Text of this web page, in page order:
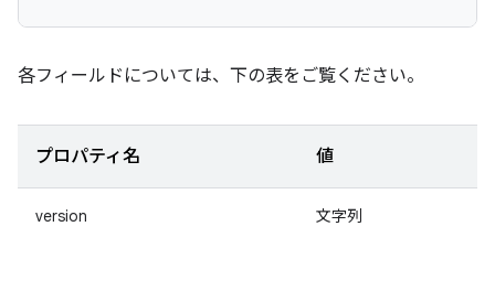
各フィールドについては、下の表をご覧ください。
プロパティ名 値
version 文字列